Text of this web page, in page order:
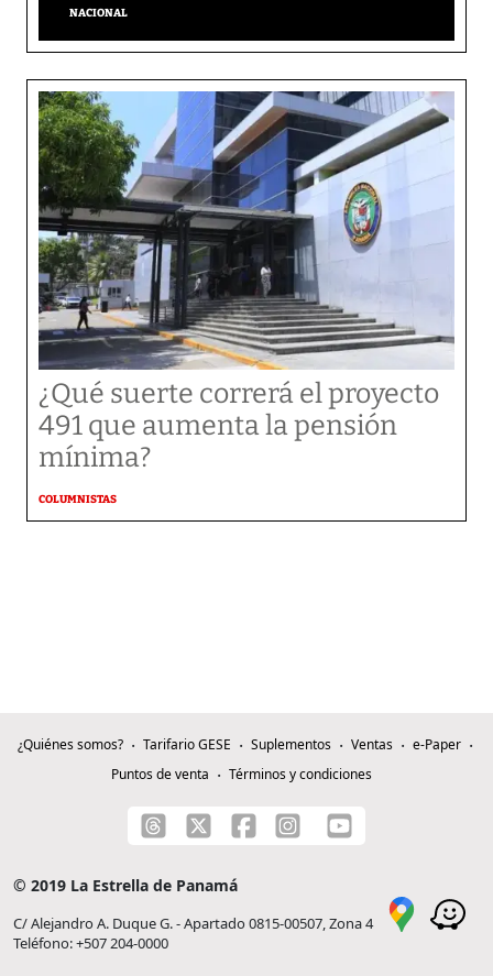
NACIONAL
¿Qué suerte correrá el proyecto
491 que aumenta la pensión
mínima?
COLUMNISTAS
¿Quiénes somos? Tarifario GESE Suplementos Ventas
e-Paper
Puntos de venta
Términos y condiciones
© 2019 La Estrella de Panamá
C/ Alejandro A. Duque G. - Apartado 0815-00507, Zona 4
Teléfono: +507 204-0000